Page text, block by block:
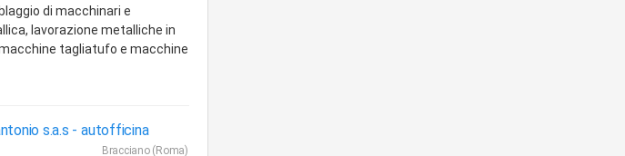
di macchinari e
lavorazione metalliche in
tagliatufo e macchine
s.a.s -autofficina
Bracciano (Roma)